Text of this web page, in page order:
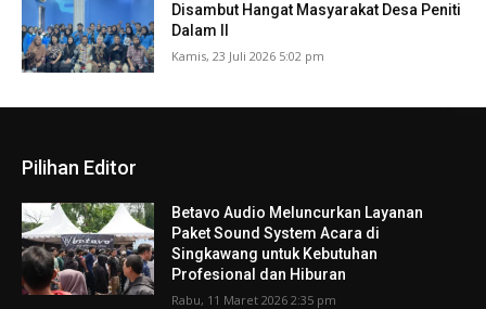
Disambut Hangat Masyarakat Desa Peniti
Dalam II
Kamis, 23 Juli 2026 5:02 pm
Pilihan Editor
Betavo Audio Meluncurkan Layanan
Paket Sound System Acara di
Singkawang untuk Kebutuhan
Profesional dan Hiburan
Rabu, 11 Maret 2026 2:35 pm